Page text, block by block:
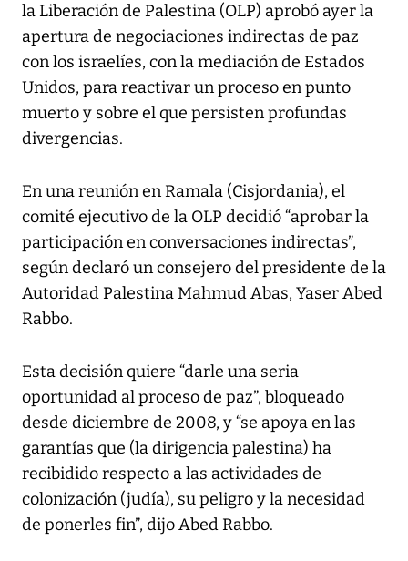
la Liberación de Palestina (OLP) aprobó ayer la
apertura de negociaciones indirectas de paz
con los israelíes, con la mediación de Estados
Unidos, para reactivar un proceso en punto
muerto y sobre el que persisten profundas
divergencias.
En una reunión en Ramala (Cisjordania), el
comité ejecutivo de la OLP decidió “aprobar la
participación en conversaciones indirectas”,
según declaró un consejero del presidente de la
Autoridad Palestina Mahmud Abas, Yaser Abed
Rabbo.
Esta decisión quiere “darle una seria
oportunidad al proceso de paz”, bloqueado
desde diciembre de 2008, y “se apoya en las
garantías que (la dirigencia palestina) ha
recibidido respecto a las actividades de
colonización (judía), su peligro y la necesidad
de ponerles fin”, dijo Abed Rabbo.